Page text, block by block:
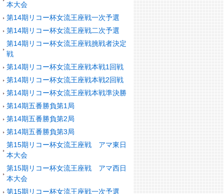
本大会
第14期リコー杯女流王座戦一次予選
第14期リコー杯女流王座戦二次予選
第14期リコー杯女流王座戦挑戦者決定
戦
第14期リコー杯女流王座戦本戦1回戦
第14期リコー杯女流王座戦本戦2回戦
第14期リコー杯女流王座戦本戦準決勝
第14期五番勝負第1局
第14期五番勝負第2局
第14期五番勝負第3局
第15期リコー杯女流王座戦 アマ東日
本大会
第15期リコー杯女流王座戦 アマ西日
本大会
第15期リコー杯女流王座戦一次予選